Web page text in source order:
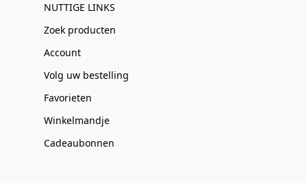
NUTTIGE LINKS
Zoek producten
Account
Volg uw bestelling
Favorieten
Winkelmandje
Cadeaubonnen